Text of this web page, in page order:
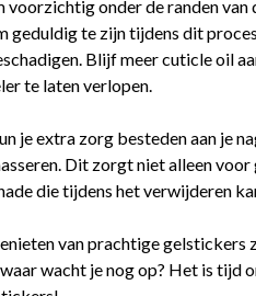
onder de randen van
geduldig te zijn tijdens dit
Blijf meer cuticle oil
te laten verlopen.
je extra zorg besteden aan je
Dit zorgt niet alleen
die tijdens het verwijderen
van prachtige
wacht je nog op? Het is tijd